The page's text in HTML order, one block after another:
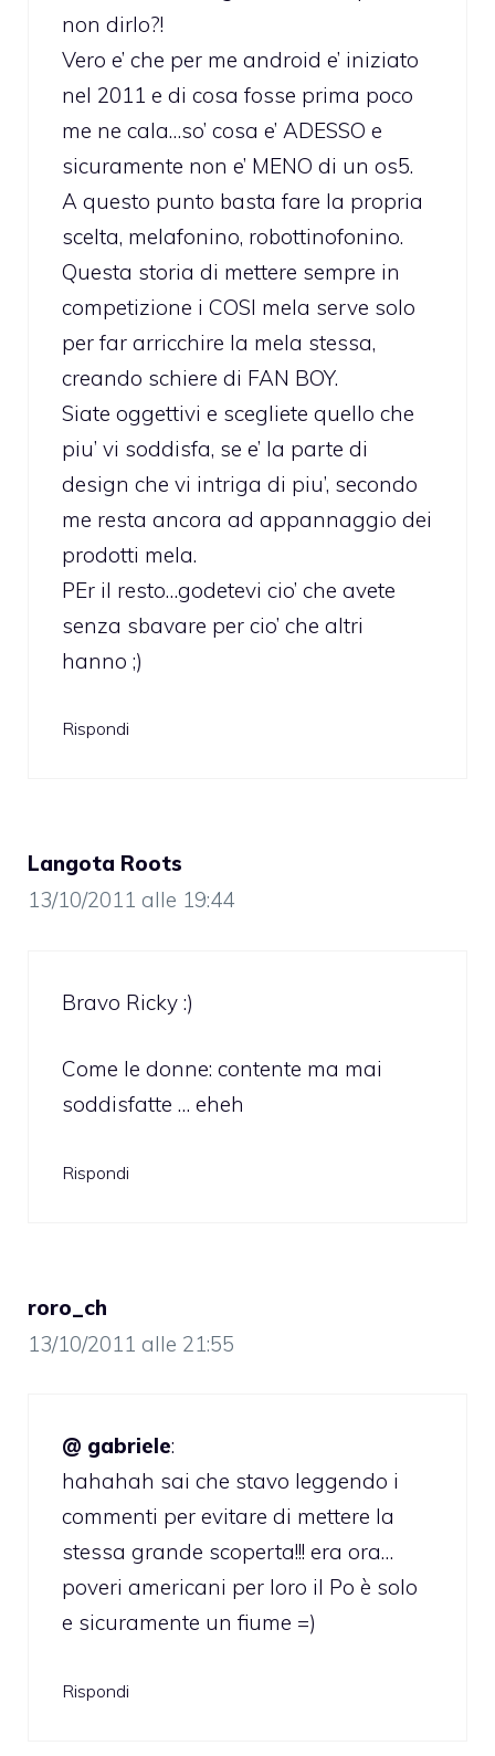
non dirlo?!
Vero e’ che per me android e’ iniziato
nel 2011 e di cosa fosse prima poco
me ne cala…so’ cosa e’ ADESSO e
sicuramente non e’ MENO di un os5.
A questo punto basta fare la propria
scelta, melafonino, robottinofonino.
Questa storia di mettere sempre in
competizione i COSI mela serve solo
per far arricchire la mela stessa,
creando schiere di FAN BOY.
Siate oggettivi e scegliete quello che
piu’ vi soddisfa, se e’ la parte di
design che vi intriga di piu’, secondo
me resta ancora ad appannaggio dei
prodotti mela.
PEr il resto…godetevi cio’ che avete
senza sbavare per cio’ che altri
hanno ;)
Rispondi
Langota Roots
13/10/2011 alle 19:44
Bravo Ricky :)
Come le donne: contente ma mai
soddisfatte … eheh
Rispondi
roro_ch
13/10/2011 alle 21:55
@ gabriele:
hahahah sai che stavo leggendo i
commenti per evitare di mettere la
stessa grande scoperta!!! era ora…
poveri americani per loro il Po è solo
e sicuramente un fiume =)
Rispondi